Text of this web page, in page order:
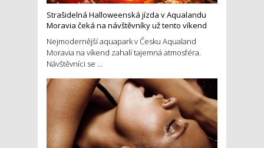
Strašidelná Halloweenská jízda v Aqualandu
Moravia čeká na návštěvníky už tento víkend
Nejmodernější aquapark v Česku Aqualand
Moravia na víkend zahalí tajemná atmosféra.
Návštěvníci se ...